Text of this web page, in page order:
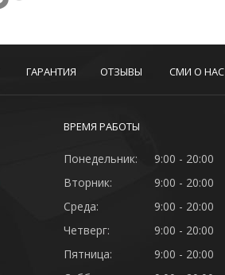
ГАРАНТИЯ ОТЗЫВЫ СМИ О НАС
ВРЕМЯ РАБОТЫ
Понедельник:
9:00 - 20:00
Вторник:
9:00 - 20:00
Среда:
9:00 - 20:00
Четверг:
9:00 - 20:00
Пятница:
9:00 - 20:00